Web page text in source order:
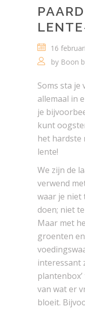
16
by Boon
Soms sta je
allemaal in
je
kunt
het hardste
lente!
We zijn de
verwend
waar je niet
doen; niet
Maar met
groenten
interessant
van wat er
bloeit.